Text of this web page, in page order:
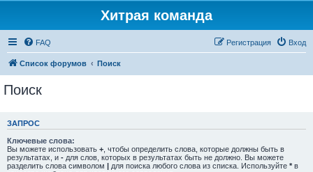
Хитрая команда
FAQ Вход
Регистрация
Список форумов Поиск
Поиск
ЗАПРОС
Ключевые слова:
Вы можете использовать + , чтобы определить слова, которые должны быть в
результатах, и - для слов, которых в результатах быть не должно. Вы можете
разделить слова символом | для поиска любого слова из списка. Используйте * в